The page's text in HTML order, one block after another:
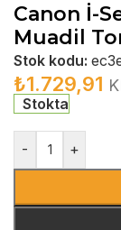
Canon İ-
Muadil
Stok kodu:
₺1.729,91
Stokta
- +